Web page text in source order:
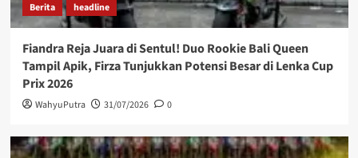
Berita headline
Fiandra Reja Juara di Sentul! Duo Rookie Bali Queen
Tampil Apik, Firza Tunjukkan Potensi Besar di Lenka Cup
Prix 2026
WahyuPutra 31/07/2026 0